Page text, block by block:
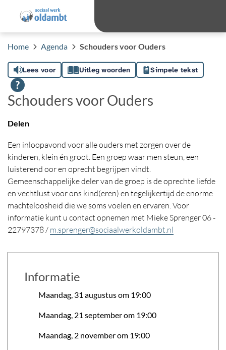
Home Agenda Schouders voor Ouders
Lees voor Uitleg woorden Simpele tekst
Schouders voor Ouders
Delen
Een inloopavond voor alle ouders met zorgen over de
kinderen, klein én groot. Een groep waar men steun, een
luisterend oor en oprecht begrijpen vindt.
Gemeenschappelijke deler van de groep is de oprechte liefde
en vechtlust voor ons kind(eren) en tegelijkertijd de enorme
machteloosheid die we soms voelen en ervaren. Voor
informatie kunt u contact opnemen met Mieke Sprenger 06 -
22797378 / m.sprenger@sociaalwerkoldambt.nl
Informatie
Maandag, 31 augustus om 19:00
Maandag, 21 september om 19:00
Maandag, 2 november om 19:00